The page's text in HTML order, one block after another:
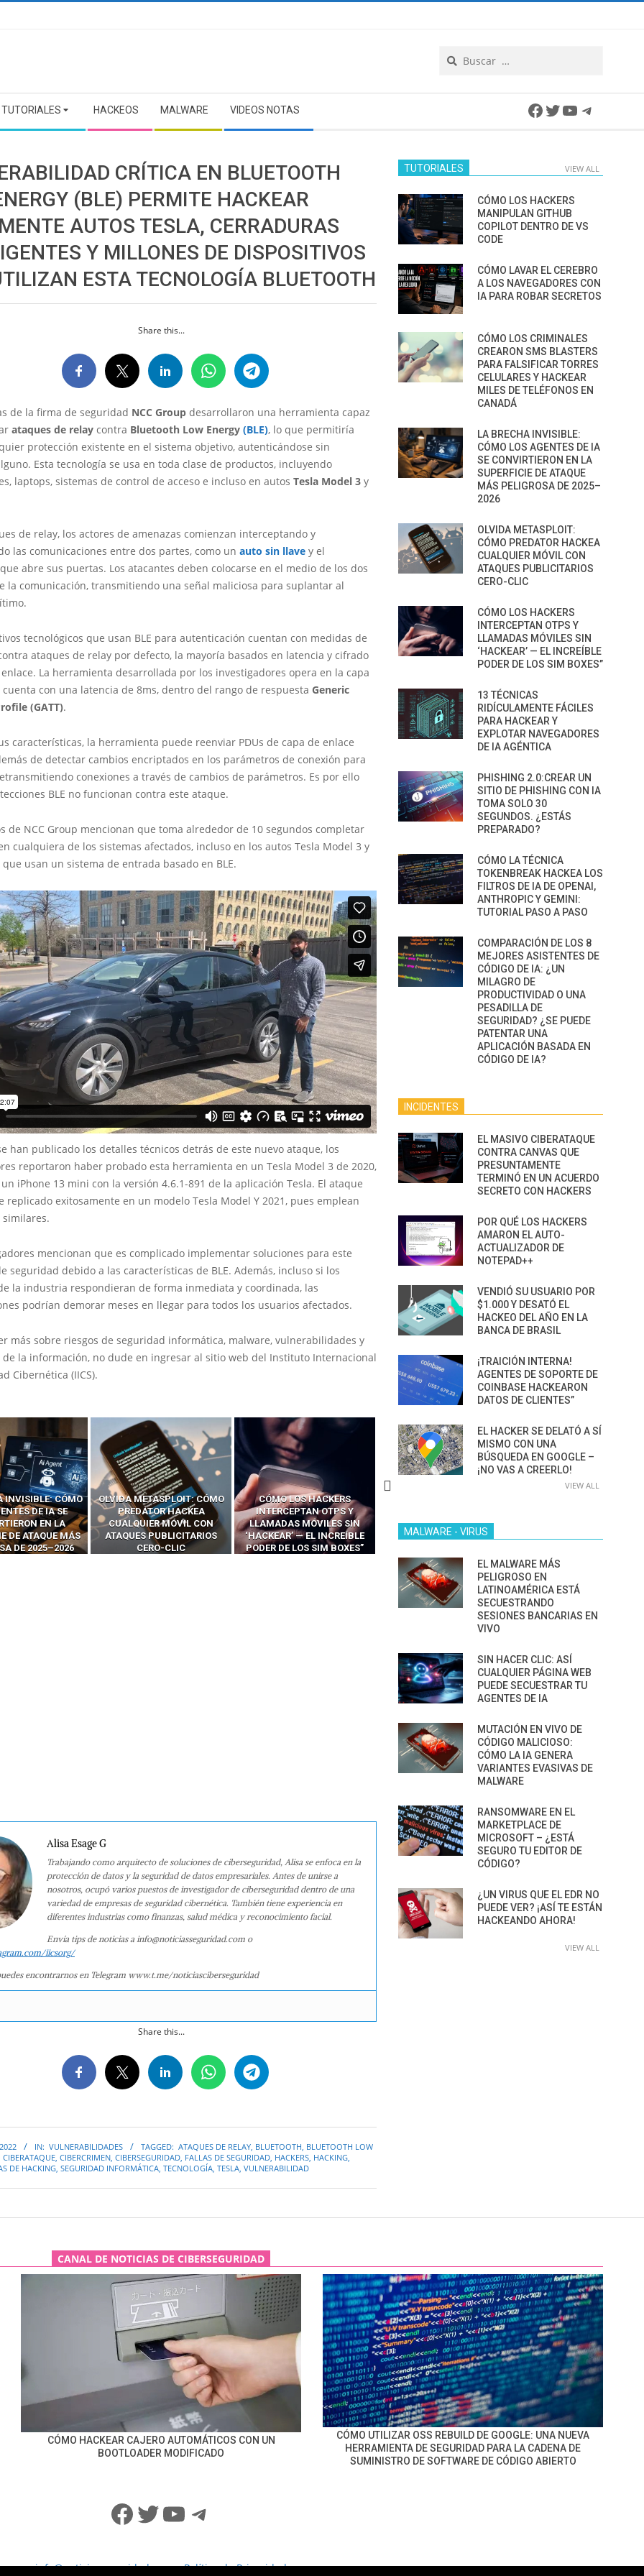
TUTORIALES HACKEOS MALWARE VIDEOS NOTAS Facebook
Twitter
YouTube
CRÍTICA EN BLUETOOTH
(BLE) PERMITE HACKEAR
AUTOS TESLA, CERRADURAS
Y MILLONES DE DISPOSITIVOS
ESTA TECNOLOGÍA BLUETOOTH
Share this...
de la firma de seguridad NCC Group desarrollaron una herramienta capaz
ataques de relay contra Bluetooth Low Energy (BLE), lo que permitiría
protección existente en el sistema objetivo, autenticándose sin
Esta tecnología se usa en toda clase de productos, incluyendo
laptops, sistemas de control de acceso e incluso en autos Tesla Model 3 y
de relay, los actores de amenazas comienzan interceptando y
las comunicaciones entre dos partes, como un auto sin llave y el
abre sus puertas. Los atacantes deben colocarse en el medio de los dos
la comunicación, transmitiendo una señal maliciosa para suplantar al
tecnológicos que usan BLE para autenticación cuentan con medidas de
ataques de relay por defecto, la mayoría basados en latencia y cifrado
La herramienta desarrollada por los investigadores opera en la capa
cuenta con una latencia de 8ms, dentro del rango de respuesta Generic
(GATT).
características, la herramienta puede reenviar PDUs de capa de enlace
de detectar cambios encriptados en los parámetros de conexión para
conexiones a través de cambios de parámetros. Es por ello
BLE no funcionan contra este ataque.
de NCC Group mencionan que toma alrededor de 10 segundos completar
cualquiera de los sistemas afectados, incluso en los autos Tesla Model 3 y
que usan un sistema de entrada basado en BLE.
han publicado los detalles técnicos detrás de este nuevo ataque, los
reportaron haber probado esta herramienta en un Tesla Model 3 de 2020,
iPhone 13 mini con la versión 4.6.1-891 de la aplicación Tesla. El ataque
replicado exitosamente en un modelo Tesla Model Y 2021, pues emplean
similares.
mencionan que es complicado implementar soluciones para este
seguridad debido a las características de BLE. Además, incluso si los
la industria respondieran de forma inmediata y coordinada, las
podrían demorar meses en llegar para todos los usuarios afectados.
más sobre riesgos de seguridad informática, malware, vulnerabilidades y
de la información, no dude en ingresar al sitio web del Instituto Internacional
Cibernética (IICS).
CÓMO
HACKEA
MÓVIL CON
PUBLICITARIOS
CLIC
CÓMO LOS HACKERS
INTERCEPTAN OTPS Y
LLAMADAS MÓVILES SIN
‘HACKEAR’ — EL INCREÍBLE
PODER DE LOS SIM BOXES”
13 TÉCNICAS
RIDÍCULAMENTE FÁCILES
PARA HACKEAR Y EXPLOTAR
NAVEGADORES DE IA
AGÉNTICA
COPILOT DENTRO DE VS CODE
Alisa Esage G
Trabajando como arquitecto de soluciones de ciberseguridad, Alisa se enfoca en la
protección de datos y la seguridad de datos empresariales. Antes de unirse a
nosotros, ocupó varios puestos de investigador de ciberseguridad dentro de una
variedad de empresas de seguridad cibernética. También tiene experiencia en
diferentes industrias como finanzas, salud médica y reconocimiento facial.
Envía tips de noticias a info@noticiasseguridad.com o
iicsorg/
encontrarnos en Telegram www.t.me/noticiasciberseguridad
Share this...
IN: VULNERABILIDADES TAGGED: ATAQUES DE RELAY, BLUETOOTH, BLUETOOTH LOW
CIBERATAQUE, CIBERCRIMEN, CIBERSEGURIDAD, FALLAS DE SEGURIDAD, HACKERS, HACKING,
DE HACKING, SEGURIDAD INFORMÁTICA, TECNOLOGÍA, TESLA, VULNERABILIDAD
TUTORIALES VIEW ALL
CÓMO LOS HACKERS
MANIPULAN GITHUB
COPILOT DENTRO DE VS
CODE
CÓMO LAVAR EL CEREBRO
A LOS NAVEGADORES CON
IA PARA ROBAR SECRETOS
CÓMO LOS CRIMINALES
CREARON SMS BLASTERS
PARA FALSIFICAR TORRES
CELULARES Y HACKEAR
MILES DE TELÉFONOS EN
CANADÁ
LA BRECHA INVISIBLE:
CÓMO LOS AGENTES DE IA
SE CONVIRTIERON EN LA
SUPERFICIE DE ATAQUE
MÁS PELIGROSA DE 2025–
2026
OLVIDA METASPLOIT:
CÓMO PREDATOR HACKEA
CUALQUIER MÓVIL CON
ATAQUES PUBLICITARIOS
CERO-CLIC
CÓMO LOS HACKERS
INTERCEPTAN OTPS Y
LLAMADAS MÓVILES SIN
‘HACKEAR’ — EL INCREÍBLE
PODER DE LOS SIM BOXES”
13 TÉCNICAS
RIDÍCULAMENTE FÁCILES
PARA HACKEAR Y
EXPLOTAR NAVEGADORES
DE IA AGÉNTICA
PHISHING 2.0:CREAR UN
SITIO DE PHISHING CON IA
TOMA SOLO 30
SEGUNDOS. ¿ESTÁS
PREPARADO?
CÓMO LA TÉCNICA
TOKENBREAK HACKEA LOS
FILTROS DE IA DE OPENAI,
ANTHROPIC Y GEMINI:
TUTORIAL PASO A PASO
COMPARACIÓN DE LOS 8
MEJORES ASISTENTES DE
CÓDIGO DE IA: ¿UN
MILAGRO DE
PRODUCTIVIDAD O UNA
PESADILLA DE
SEGURIDAD? ¿SE PUEDE
PATENTAR UNA
APLICACIÓN BASADA EN
CÓDIGO DE IA?
INCIDENTES
EL MASIVO CIBERATAQUE
CONTRA CANVAS QUE
PRESUNTAMENTE
TERMINÓ EN UN ACUERDO
SECRETO CON HACKERS
POR QUÉ LOS HACKERS
AMARON EL AUTO-
ACTUALIZADOR DE
NOTEPAD++
VENDIÓ SU USUARIO POR
$1.000 Y DESATÓ EL
HACKEO DEL AÑO EN LA
BANCA DE BRASIL
¡TRAICIÓN INTERNA!
AGENTES DE SOPORTE DE
COINBASE HACKEARON
DATOS DE CLIENTES”
EL HACKER SE DELATÓ A SÍ
MISMO CON UNA
BÚSQUEDA EN GOOGLE –
¡NO VAS A CREERLO!
VIEW ALL
MALWARE - VIRUS
EL MALWARE MÁS
PELIGROSO EN
LATINOAMÉRICA ESTÁ
SECUESTRANDO
SESIONES BANCARIAS EN
VIVO
SIN HACER CLIC: ASÍ
CUALQUIER PÁGINA WEB
PUEDE SECUESTRAR TU
AGENTES DE IA
MUTACIÓN EN VIVO DE
CÓDIGO MALICIOSO:
CÓMO LA IA GENERA
VARIANTES EVASIVAS DE
MALWARE
RANSOMWARE EN EL
MARKETPLACE DE
MICROSOFT – ¿ESTÁ
SEGURO TU EDITOR DE
CÓDIGO?
¿UN VIRUS QUE EL EDR NO
PUEDE VER? ¡ASÍ TE ESTÁN
HACKEANDO AHORA!
VIEW ALL
CANAL DE NOTICIAS DE CIBERSEGURIDAD
CÓMO HACKEAR CAJERO AUTOMÁTICOS CON UN
BOOTLOADER MODIFICADO
CÓMO UTILIZAR OSS REBUILD DE GOOGLE: UNA NUEVA
HERRAMIENTA DE SEGURIDAD PARA LA CADENA DE
SUMINISTRO DE SOFTWARE DE CÓDIGO ABIERTO
Facebook
Twitter
YouTube
Telegram
info@noticiasseguridad.com Política de Privacidad